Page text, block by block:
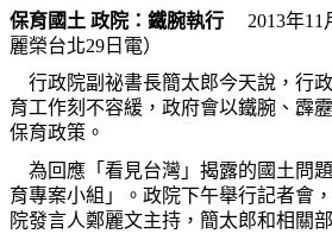
保育國土 政院：鐵腕執行 2013年11
麗榮台北29日電）
行政院副祕書長簡太郎今天說，行
育工作刻不容緩，政府會以鐵腕、霹
保育政策。
為回應「看見台灣」揭露的國土問
育專案小組」。政院下午舉行記者會
院發言人鄭麗文主持，簡太郎和相關